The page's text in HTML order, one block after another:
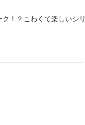
！？こわくて楽しいシリ